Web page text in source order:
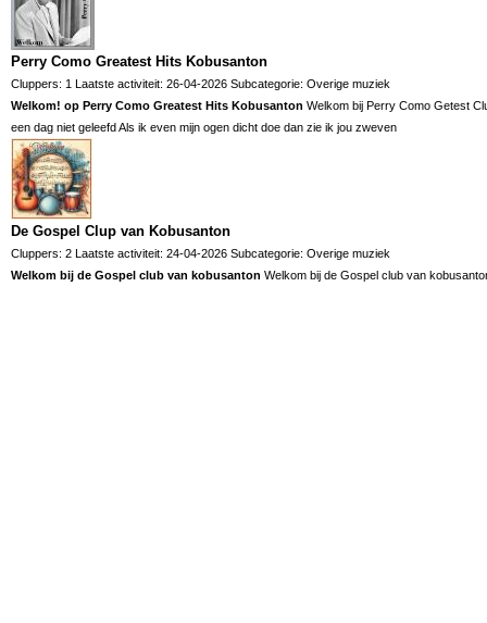
Perry Como Greatest Hits Kobusanton
Cluppers: 1 Laatste activiteit: 26-04-2026 Subcategorie: Overige muziek
Welkom! op Perry Como Greatest Hits Kobusanton Welkom bij Perry Como Getest
een dag niet geleefd Als ik even mijn ogen dicht doe dan zie ik jou zweven
De Gospel Clup van Kobusanton
Cluppers: 2 Laatste activiteit: 24-04-2026 Subcategorie: Overige muziek
Welkom bij de Gospel club van kobusanton Welkom bij de Gospel club van